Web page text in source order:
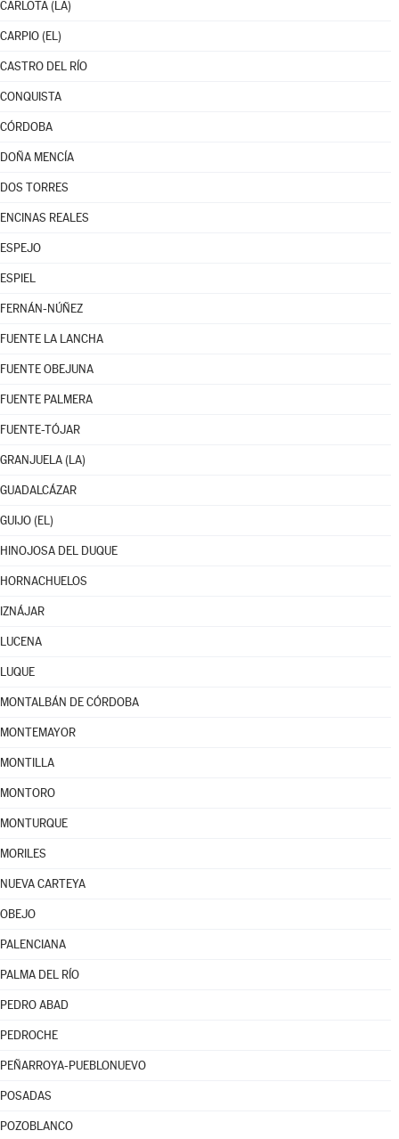
CARLOTA (LA)
CARPIO (EL)
CASTRO DEL RÍO
CONQUISTA
CÓRDOBA
DOÑA MENCÍA
DOS TORRES
ENCINAS REALES
ESPEJO
ESPIEL
FERNÁN-NÚÑEZ
FUENTE LA LANCHA
FUENTE OBEJUNA
FUENTE PALMERA
FUENTE-TÓJAR
GRANJUELA (LA)
GUADALCÁZAR
GUIJO (EL)
HINOJOSA DEL DUQUE
HORNACHUELOS
IZNÁJAR
LUCENA
LUQUE
MONTALBÁN DE CÓRDOBA
MONTEMAYOR
MONTILLA
MONTORO
MONTURQUE
MORILES
NUEVA CARTEYA
OBEJO
PALENCIANA
PALMA DEL RÍO
PEDRO ABAD
PEDROCHE
PEÑARROYA-PUEBLONUEVO
POSADAS
POZOBLANCO